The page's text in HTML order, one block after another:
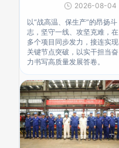
2026-08-04
以“战高温、保生产”的昂扬斗
志，坚守一线、攻坚克难，在
多个项目同步发力，接连实现
关键节点突破，以实干担当奋
力书写高质量发展答卷。